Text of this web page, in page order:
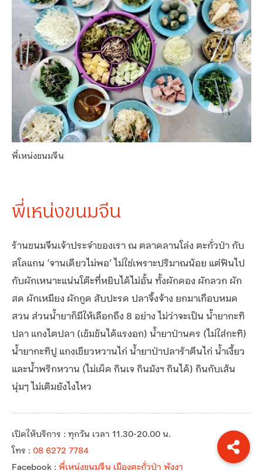
พี่เหน่งขนมจีน
พี่เหน่งขนมจีน
ร้านขนมจีนเจ้าประจำของเรา ณ ตลาดลานโล่ง ตะกั่วป่า กับ
สโลแกน ‘จานเดียวไม่พอ’ ไม่ใช่เพราะปริมาณน้อย แต่ฟินไป
กับผักเหนาะแน่นโต๊ะที่หยิบได้ไม่อั้น ทั้งผักดอง ผักลวก ผัก
สด ผักเหมียง ผักกูด สับปะรด ปลาจิ้งจ้าง ยกมาเกือบหมด
สวน ส่วนน้ำยาก็มีให้เลือกถึง 8 อย่าง ไม่ว่าจะเป็น น้ำยากะทิ
ปลา แกงไตปลา (เข้มข้นได้แรงอก) น้ำยาป่านคร (ไม่ใส่กะทิ)
น้ำยากะทิปู แกงเขียวหวานไก่ น้ำยาป่าปลาร้าตีนไก่ น้ำเงี้ยว
และน้ำพริกหวาน (ไม่เผ็ด กินเจ กินมังฯ กินได้) กินกับเส้น
นุ่มๆ ไม่เติมยังไงไหว
เปิดให้บริการ : ทุกวัน เวลา 11.30-20.00 น.
โทร : 08 6272 7784
Facebook : พี่เหน่งขนมจีน เมืองตะกั่วป่า พังงา